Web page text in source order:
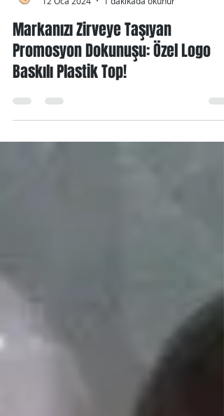
12 Oca 2024
1 dakikada okunur
Markanızı Zirveye Taşıyan
Promosyon Dokunuşu: Özel Logo
Baskılı Plastik Top!